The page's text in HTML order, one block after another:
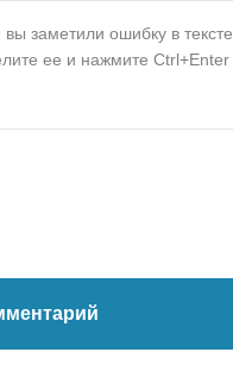
вы заметили ошибку в тексте,
ее и нажмите Ctrl+Enter